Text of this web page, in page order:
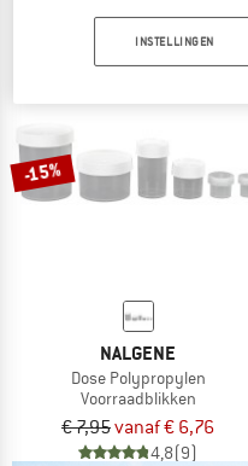
-15%
NALGENE
Dose Polypropylen
Voorraadblikken
€ 7,95vanaf € 6,76
4,8(9)
INSTELLINGEN